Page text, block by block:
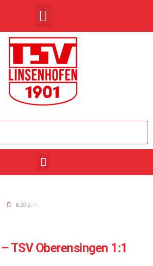
8:20 p.m.
TSV Oberensingen 1:1